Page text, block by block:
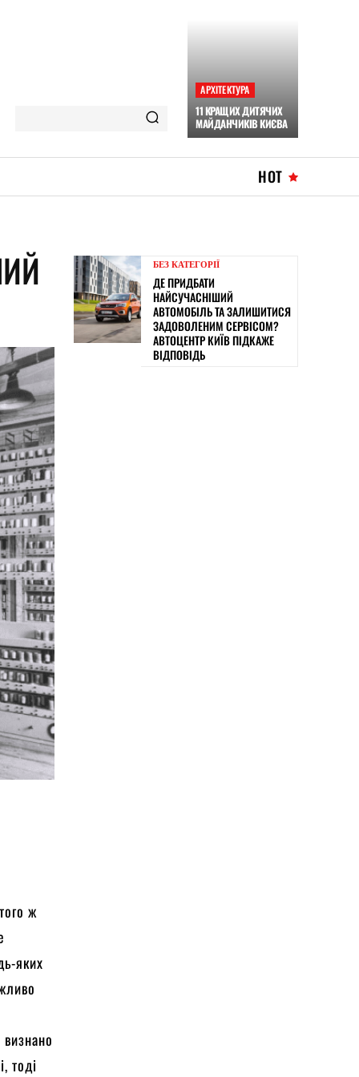
АРХІТЕКТУРА
11 КРАЩИХ ДИТЯЧИХ
МАЙДАНЧИКІВ КИЄВА
HOT
ж
яких
тоді
БЕЗ КАТЕГОРІЇ
ДЕ ПРИДБАТИ
НАЙСУЧАСНІШИЙ
АВТОМОБІЛЬ ТА ЗАЛИШИТИСЯ
ЗАДОВОЛЕНИМ СЕРВІСОМ?
АВТОЦЕНТР КИЇВ ПІДКАЖЕ
ВІДПОВІДЬ